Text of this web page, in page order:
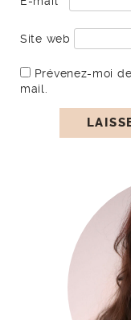
Site web
Prévenez-moi
mail.